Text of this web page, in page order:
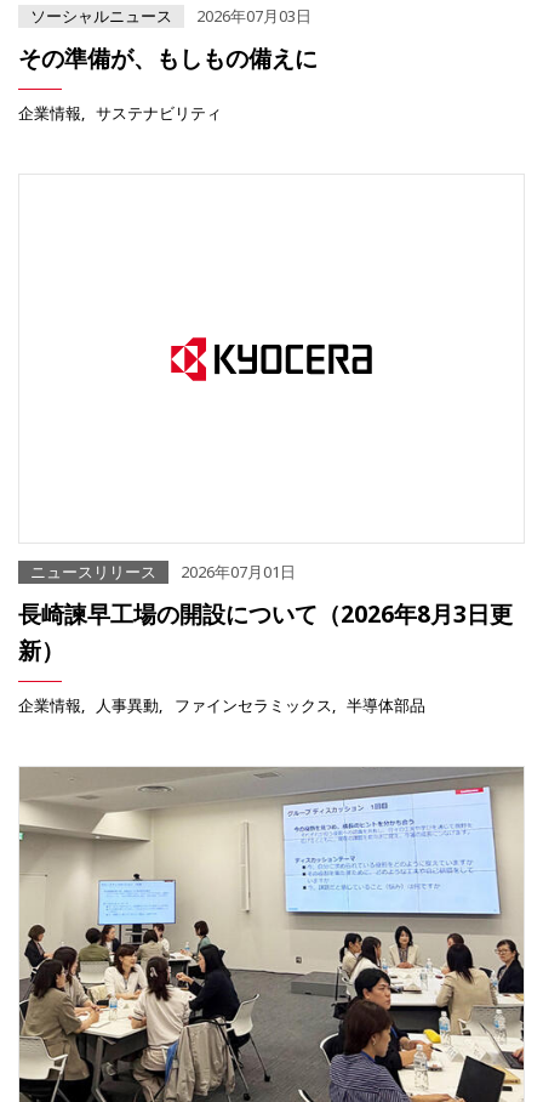
ソーシャルニュース 2026年07月03日
その準備が、もしもの備えに
企業情報 サステナビリティ
ニュースリリース 2026年07月01日
長崎諫早工場の開設について（2026年8月3日更
新）
企業情報 人事異動 ファインセラミックス 半導体部品